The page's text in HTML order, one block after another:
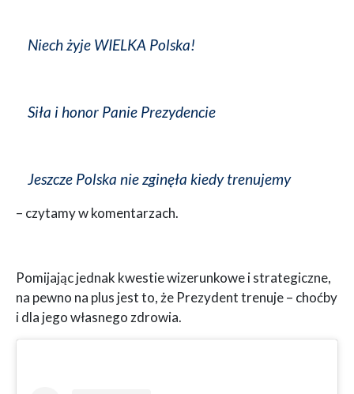
Niech żyje WIELKA Polska!
Siła i honor Panie Prezydencie
Jeszcze Polska nie zginęła kiedy trenujemy
– czytamy w komentarzach.
Pomijając jednak kwestie wizerunkowe i strategiczne,
na pewno na plus jest to, że Prezydent trenuje – choćby
i dla jego własnego zdrowia.